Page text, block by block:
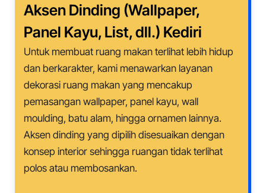
Aksen Dinding (Wallpaper,
Panel Kayu, List, dll.) Kediri
Untuk membuat ruang makan terlihat lebih hidup
dan berkarakter, kami menawarkan layanan
dekorasi ruang makan yang mencakup
pemasangan wallpaper, panel kayu, wall
moulding, batu alam, hingga ornamen lainnya.
Aksen dinding yang dipilih disesuaikan dengan
konsep interior sehingga ruangan tidak terlihat
polos atau membosankan.